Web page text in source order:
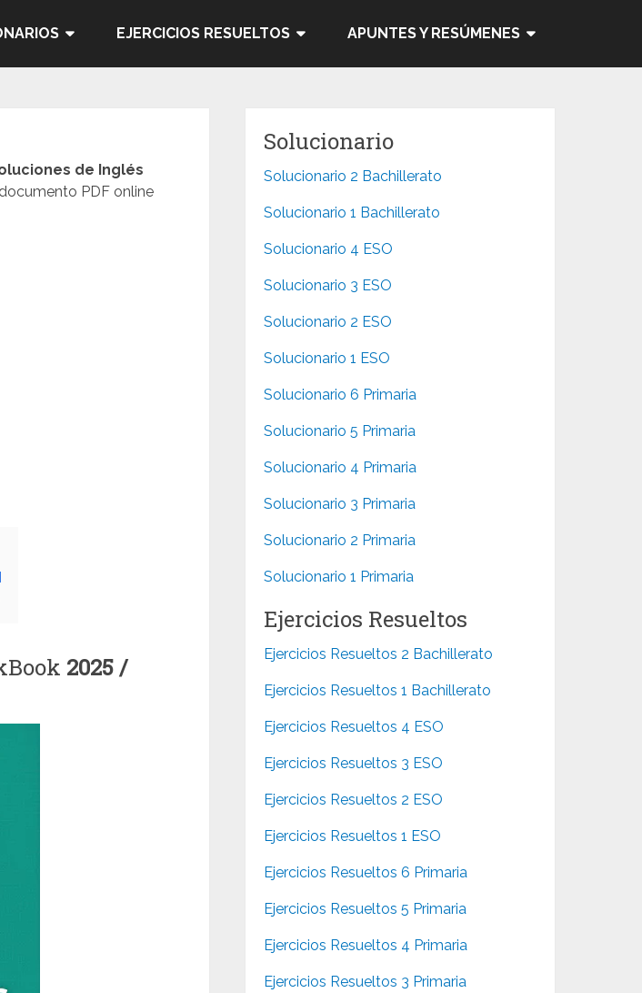
EJERCICIOS RESUELTOS APUNTES Y RESÚMENES
de Inglés
PDF online
2025 /
Solucionario
Solucionario 2 Bachillerato
Solucionario 1 Bachillerato
Solucionario 4 ESO
Solucionario 3 ESO
Solucionario 2 ESO
Solucionario 1 ESO
Solucionario 6 Primaria
Solucionario 5 Primaria
Solucionario 4 Primaria
Solucionario 3 Primaria
Solucionario 2 Primaria
Solucionario 1 Primaria
Ejercicios Resueltos
Ejercicios Resueltos 2 Bachillerato
Ejercicios Resueltos 1 Bachillerato
Ejercicios Resueltos 4 ESO
Ejercicios Resueltos 3 ESO
Ejercicios Resueltos 2 ESO
Ejercicios Resueltos 1 ESO
Ejercicios Resueltos 6 Primaria
Ejercicios Resueltos 5 Primaria
Ejercicios Resueltos 4 Primaria
Ejercicios Resueltos 3 Primaria